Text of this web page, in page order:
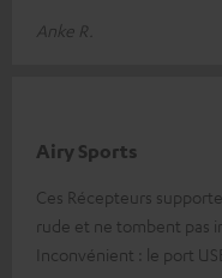
Anke R.
Airy Sports
Ces Récepteurs
rude et ne tombent pas
Inconvénient : le port